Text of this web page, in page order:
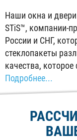
Наши окна и
STiS™, компании-
России и СНГ,
стеклопакеты
качества,
Подробнее...